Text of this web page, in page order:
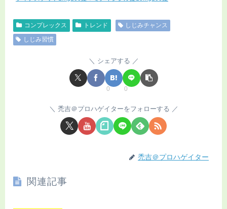
コンプレックス トレンド
しじみチャンス
しじみ習慣
シェアする
0 0
禿吉＠プロハゲイターをフォローする
禿吉＠プロハゲイター
関連記事